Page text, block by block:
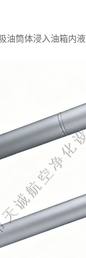
油筒体浸入油箱内